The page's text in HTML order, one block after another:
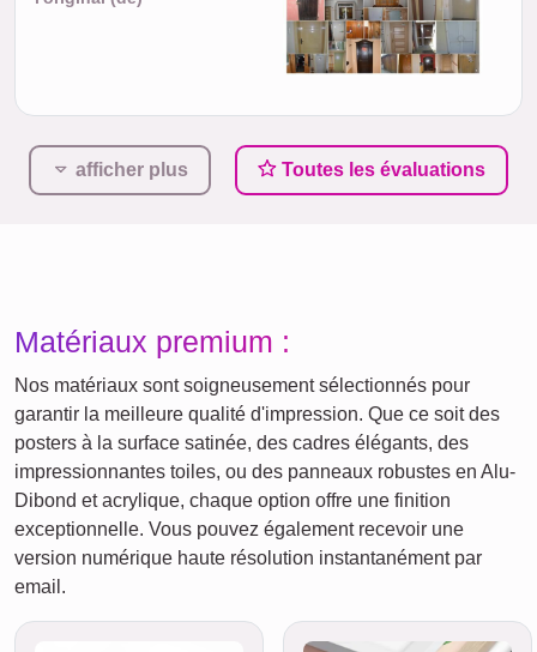
afficher plus Toutes les évaluations
Matériaux premium :
Nos matériaux sont soigneusement sélectionnés pour
garantir la meilleure qualité d'impression. Que ce soit des
posters à la surface satinée, des cadres élégants, des
impressionnantes toiles, ou des panneaux robustes en Alu-
Dibond et acrylique, chaque option offre une finition
exceptionnelle. Vous pouvez également recevoir une
version numérique haute résolution instantanément par
email.